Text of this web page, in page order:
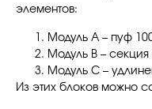
элементов:
Модуль A – пуф
Модуль B –
Модуль C –
Из этих блоков можно